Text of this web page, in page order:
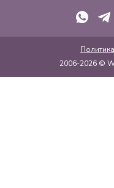
2006-2026 ©